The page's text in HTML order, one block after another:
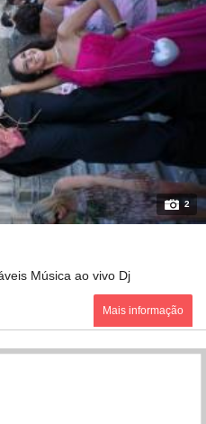
2
Música ao vivo Dj
Mais informação